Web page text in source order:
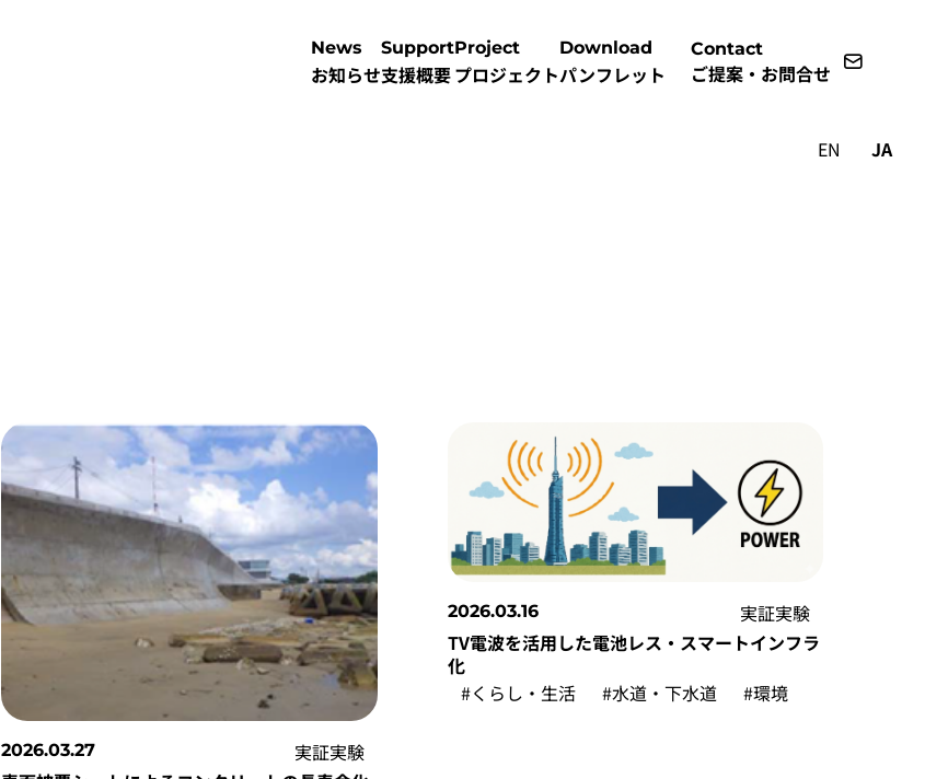
News
お知らせ
Support
支援概要
Project
プロジェクト
Download
パンフレット
Contact
ご提案・お問合せ
EN JA
2026.03.27
実証実験
2026.03.16
実証実験
TV電波を活用した電池レス・スマートインフラ
化
#くらし・生活
#水道・下水道 #環境